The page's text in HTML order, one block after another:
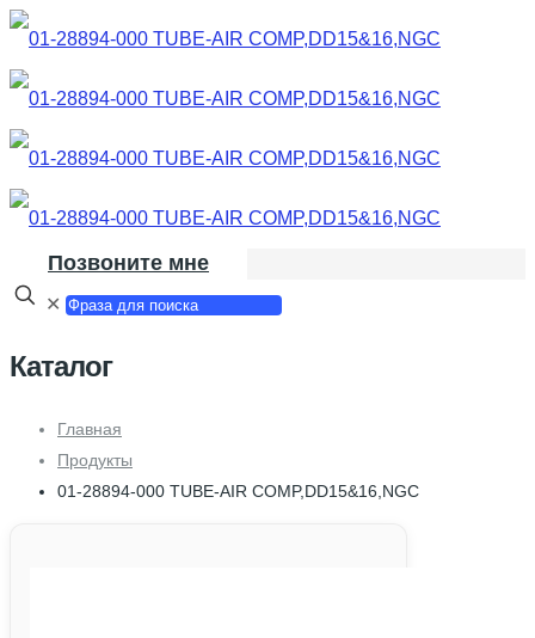
Позвоните мне
✕
Каталог
Главная
Продукты
01-28894-000 TUBE-AIR COMP,DD15&16,NGC